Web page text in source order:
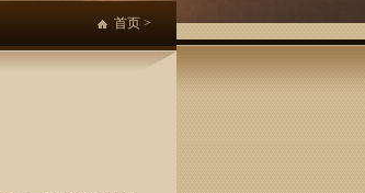
首页 >